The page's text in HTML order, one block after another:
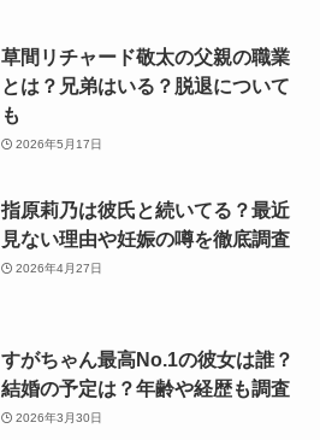
草間リチャード敬太の父親の職業
とは？兄弟はいる？脱退について
も
2026年5月17日
指原莉乃は彼氏と続いてる？最近
見ない理由や妊娠の噂を徹底調査
2026年4月27日
すがちゃん最高No.1の彼女は誰？
結婚の予定は？年齢や経歴も調査
2026年3月30日